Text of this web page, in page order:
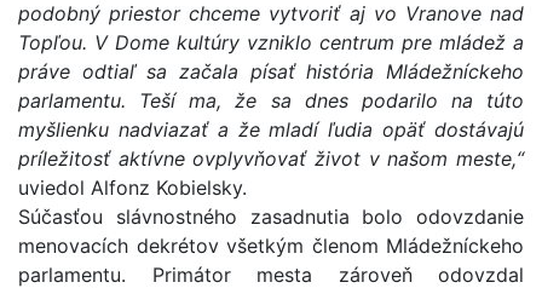
podobný priestor chceme vytvoriť aj vo Vranove nad
Topľou. V Dome kultúry vzniklo centrum pre mládež a
práve odtiaľ sa začala písať história Mládežníckeho
parlamentu. Teší ma, že sa dnes podarilo na túto
myšlienku nadviazať a že mladí ľudia opäť dostávajú
príležitosť aktívne ovplyvňovať život v našom meste,“
uviedol Alfonz Kobielsky.
Súčasťou slávnostného zasadnutia bolo odovzdanie
menovacích dekrétov všetkým členom Mládežníckeho
parlamentu. Primátor mesta zároveň odovzdal